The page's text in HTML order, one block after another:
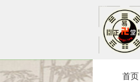
很遗憾
首页